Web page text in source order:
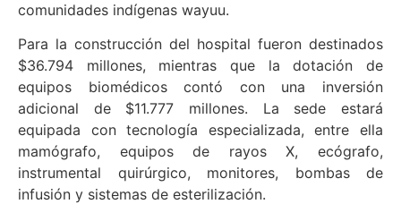
comunidades indígenas wayuu.
Para la construcción del hospital fueron destinados
$36.794 millones, mientras que la dotación de
equipos biomédicos contó con una inversión
adicional de $11.777 millones. La sede estará
equipada con tecnología especializada, entre ella
mamógrafo, equipos de rayos X, ecógrafo,
instrumental quirúrgico, monitores, bombas de
infusión y sistemas de esterilización.